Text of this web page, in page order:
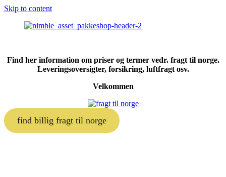
Skip to content
Find her information om priser og termer vedr. fragt til norge.
Leveringsoversigter, forsikring, luftfragt osv.
Velkommen
find billig fragt til norge